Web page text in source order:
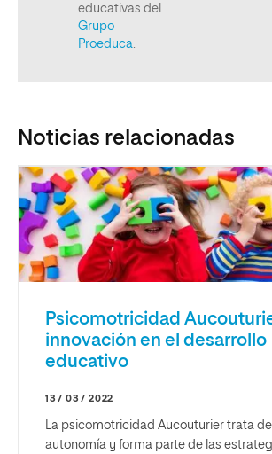
Noticias relacionadas
Psicomotricidad
innovación en el desarrollo
educativo
13 / 03 / 2022
La psicomotricidad Aucouturier trata
autonomía y forma parte de las